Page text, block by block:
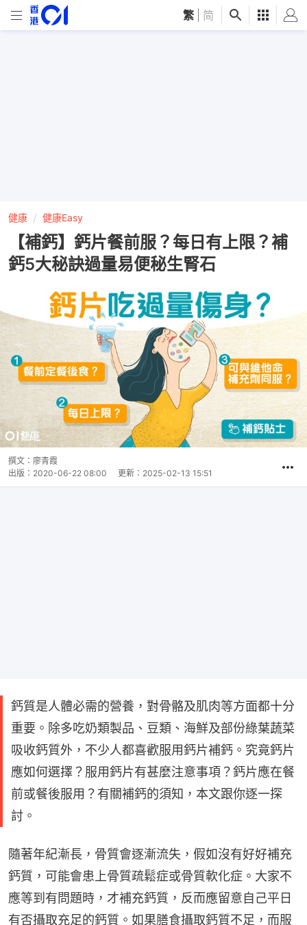
繁 简
健康 健康Easy
【補鈣】鈣片餐前服？每日有上限？補
鈣5大秘訣過量易便秘生腎石
撰文： 廖青霞
出版： 2020-06-22 08:00 更新： 2025-02-13 15:51
鈣質是人體必需的營養，對骨骼及肌肉等方面都十分
重要。除多吃奶類製品、豆類、海鮮及部份綠葉蔬菜
吸收鈣質外，不少人都喜歡服用鈣片補鈣。究竟鈣片
應如何選擇？服用鈣片有甚麼注意事項？鈣片應在餐
前或餐後服用？有關補鈣的須知，本文跟你逐一探
討。
隨著年紀漸長，骨質會逐漸流失，假如沒有好好補充
鈣質，可能會患上骨質疏鬆症或骨質軟化症。大家不
應等到有問題時，才補充鈣質，反而應留意自己平日
有否攝取充足的鈣質。如果膳食攝取鈣質不足，而服